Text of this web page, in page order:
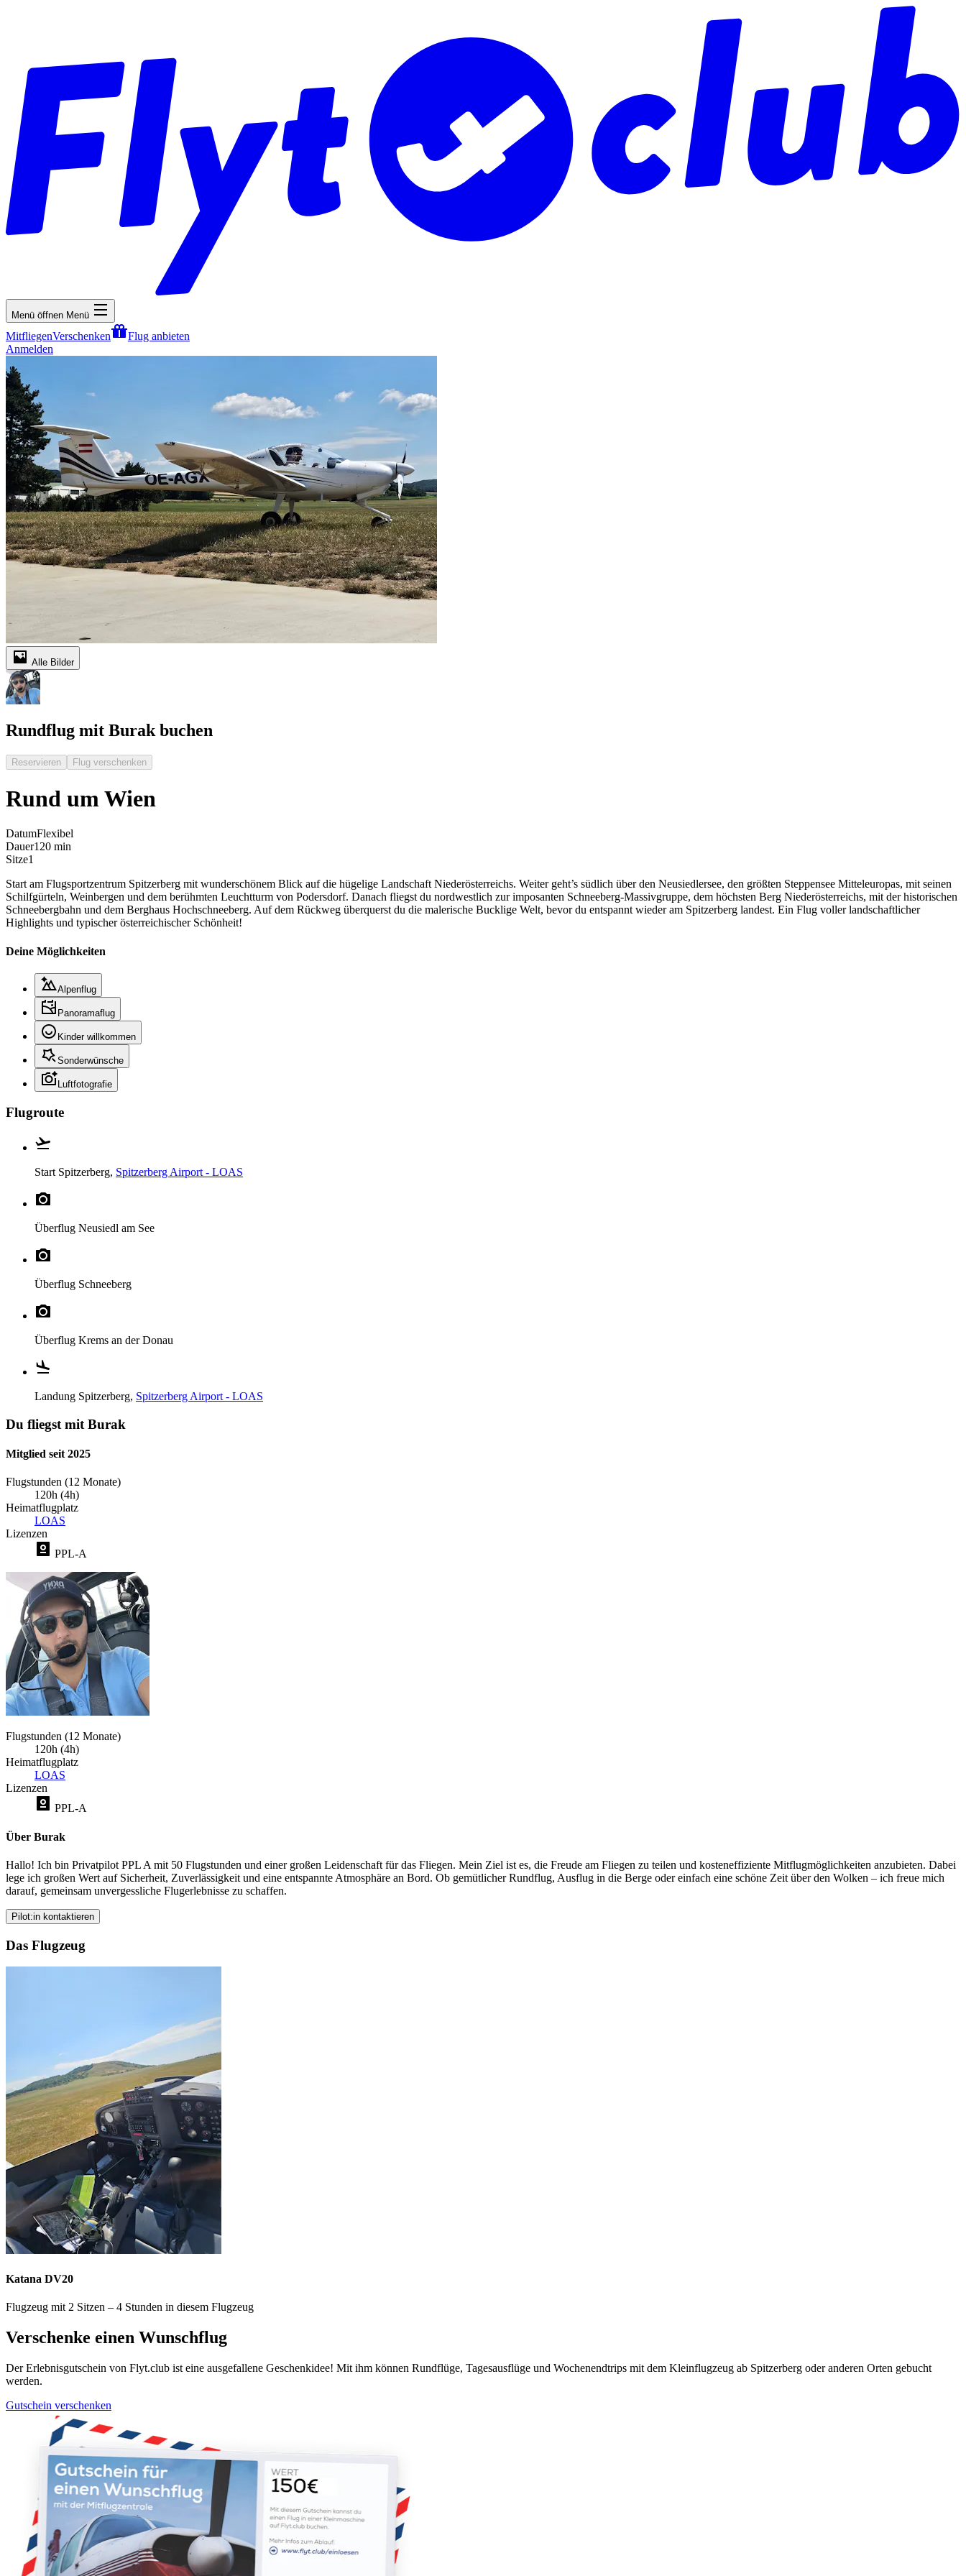
Menü öffnen Menü
MitfliegenVerschenken
Flug anbieten
Anmelden
Alle Bilder
Rundflug mit Burak buchen
Reservieren Flug verschenken
Rund um Wien
DatumFlexibel
Dauer120 min
Sitze1
Start am Flugsportzentrum Spitzerberg mit wunderschönem Blick auf die hügelige Landschaft Niederösterreichs. Weiter geht’s südlich über den Neusiedlersee, den größten Steppensee Mitteleuropas, mit seinen
Schilfgürteln, Weinbergen und dem berühmten Leuchtturm von Podersdorf. Danach fliegst du nordwestlich zur imposanten Schneeberg-Massivgruppe, dem höchsten Berg Niederösterreichs, mit der historischen
Schneebergbahn und dem Berghaus Hochschneeberg. Auf dem Rückweg überquerst du die malerische Bucklige Welt, bevor du entspannt wieder am Spitzerberg landest. Ein Flug voller landschaftlicher
Highlights und typischer österreichischer Schönheit!
Deine Möglichkeiten
Alpenflug
Panoramaflug
Kinder willkommen
Sonderwünsche
Luftfotografie
Flugroute
Start Spitzerberg, Spitzerberg Airport - LOAS
Überflug Neusiedl am See
Überflug Schneeberg
Überflug Krems an der Donau
Landung Spitzerberg, Spitzerberg Airport - LOAS
Du fliegst mit Burak
Mitglied seit 2025
Flugstunden (12 Monate)
120h (4h)
Heimatflugplatz
LOAS
Lizenzen
PPL-A
Flugstunden (12 Monate)
120h (4h)
Heimatflugplatz
LOAS
Lizenzen
PPL-A
Über Burak
Hallo! Ich bin Privatpilot PPL A mit 50 Flugstunden und einer großen Leidenschaft für das Fliegen. Mein Ziel ist es, die Freude am Fliegen zu teilen und kosteneffiziente Mitflugmöglichkeiten anzubieten. Dabei
lege ich großen Wert auf Sicherheit, Zuverlässigkeit und eine entspannte Atmosphäre an Bord. Ob gemütlicher Rundflug, Ausflug in die Berge oder einfach eine schöne Zeit über den Wolken – ich freue mich
darauf, gemeinsam unvergessliche Flugerlebnisse zu schaffen.
Pilot:in kontaktieren
Das Flugzeug
Katana DV20
Flugzeug mit 2 Sitzen – 4 Stunden in diesem Flugzeug
Verschenke einen Wunschflug
Der Erlebnisgutschein von Flyt.club ist eine ausgefallene Geschenkidee! Mit ihm können Rundflüge, Tagesausflüge und Wochenendtrips mit dem Kleinflugzeug ab Spitzerberg oder anderen Orten gebucht
werden.
Gutschein verschenken